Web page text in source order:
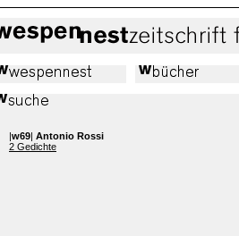
|w69| Antonio Rossi
2 Gedichte